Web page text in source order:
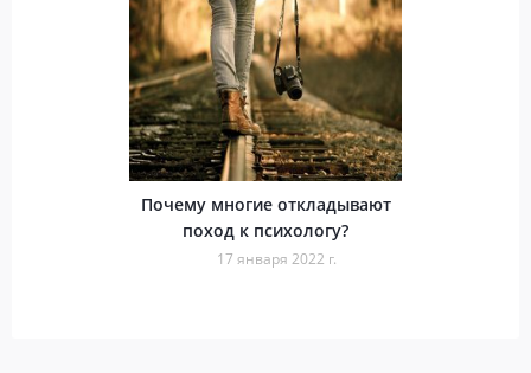
Почему многие откладывают
поход к психологу?
17 января 2022 г.